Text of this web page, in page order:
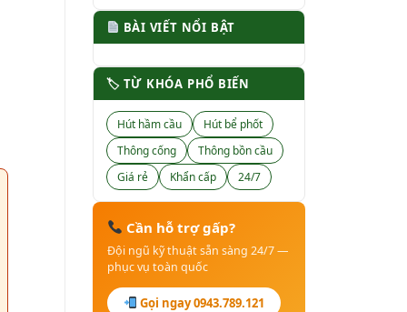
BÀI VIẾT NỔI BẬT
🏷 TỪ KHÓA PHỔ BIẾN
Hút hầm cầu
Hút bể phốt
Thông cống
Thông bồn cầu
Giá rẻ
Khẩn cấp 24/7
Cần hỗ trợ gấp?
Đội ngũ kỹ thuật sẵn sàng 24/7 —
phục vụ toàn quốc
Gọi ngay 0943.789.121